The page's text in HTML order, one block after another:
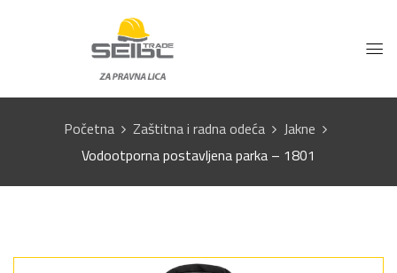
Početna Zaštitna i radna odeća
Jakne
Vodootporna postavljena parka – 1801